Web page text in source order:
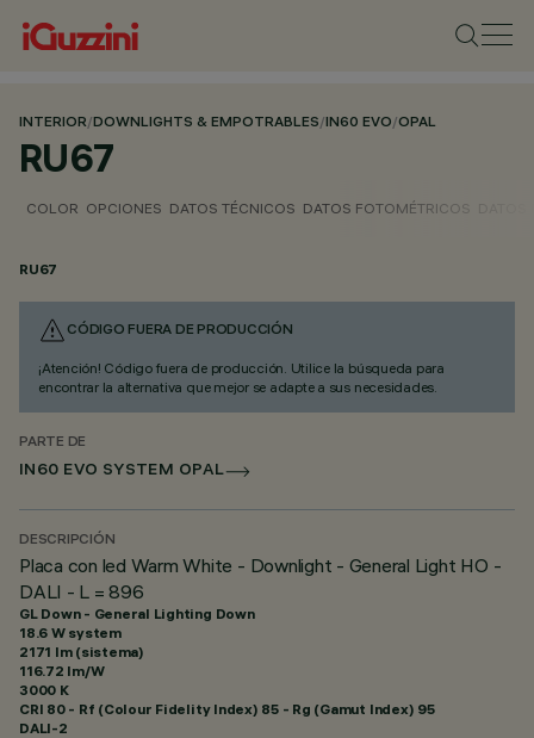
INTERIOR/DOWNLIGHTS & EMPOTRABLES/IN60 EVO/OPAL
RU67
COLOR OPCIONES DATOS TÉCNICOS DATOS FOTOMÉTRICOS
RU67
CÓDIGO FUERA DE PRODUCCIÓN
¡Atención! Código fuera de producción. Utilice la búsqueda para
encontrar la alternativa que mejor se adapte a sus necesidades.
PARTE DE
IN60 EVO SYSTEM OPAL
DESCRIPCIÓN
Placa con led Warm White - Downlight - General Light HO -
DALI - L = 896
GL Down - General Lighting Down
18.6 W system
2171 lm (sistema)
116.72 lm/W
3000 K
CRI 80- Rf (Colour Fidelity Index) 85 - Rg (Gamut Index) 95
DALI-2